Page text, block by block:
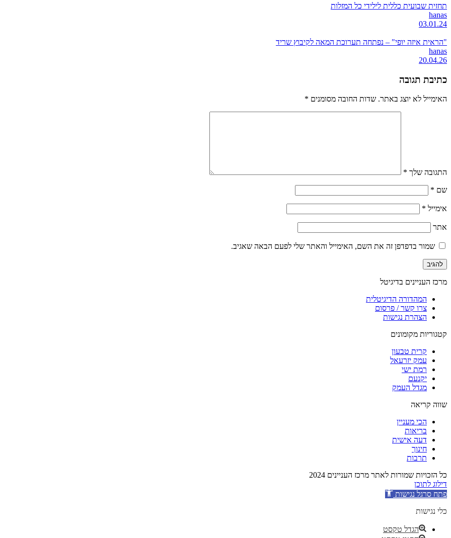
תחזית שבועית כללית לילידי כל המזלות
hanas
03.01.24
"הראית איזה יופי" – נפתחה תערוכת המאה לקיבוץ שריד
hanas
20.04.26
כתיבת תגובה
האימייל לא יוצג באתר. שדות החובה מסומנים *
התגובה שלך *
שם *
אימייל *
אתר
שמור בדפדפן זה את השם, האימייל והאתר שלי לפעם הבאה שאגיב.
מרכז העניינים בדיגיטל
המהדורה הדיגיטלית
צרו קשר / פרסום
הצהרת נגישות
קטגוריות מקומונים
קרית טבעון
עמק יזרעאל
רמת ישי
יקנעם
מגדל העמק
שווה קריאה
הכי מעניין
בריאות
דעה אישית
חינוך
תרבות
כל הזכויות שמורות לאתר מרכז העניינים 2024
דילוג לתוכן
פתח סרגל נגישות
כלי נגישות
הגדל טקסט